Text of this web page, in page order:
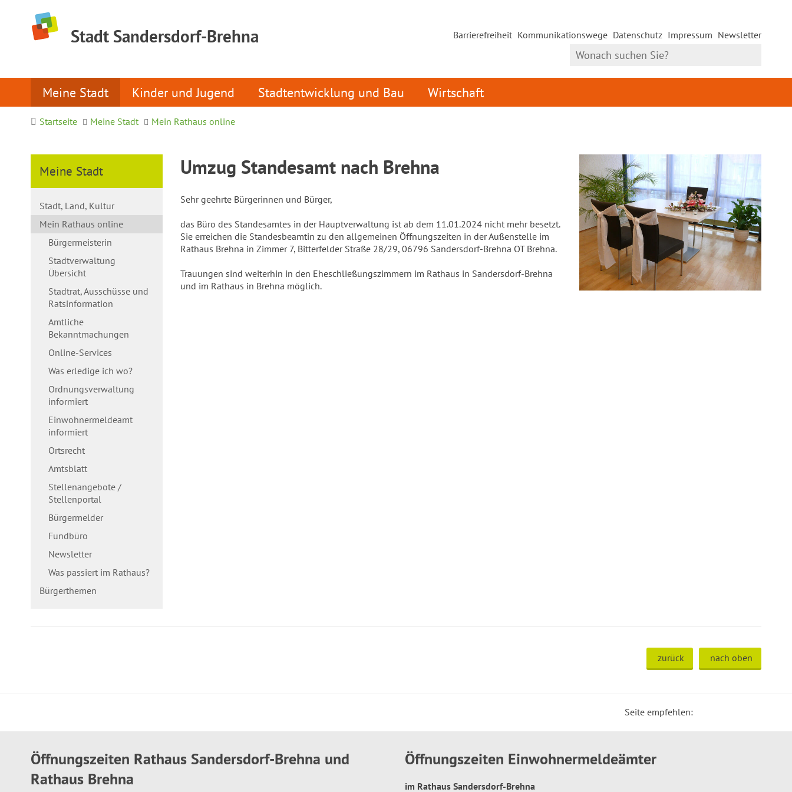
Stadt Sandersdorf-Brehna Barrierefreiheit Kommunikationswege Datenschutz Impressum Newsletter
Meine Stadt Kinder und Jugend Stadtentwicklung und Bau Wirtschaft
Startseite Meine Stadt Mein Rathaus online
Meine Stadt
Stadt, Land, Kultur
Mein Rathaus online
Bürgermeisterin
Stadtverwaltung
Übersicht
Stadtrat, Ausschüsse und
Ratsinformation
Amtliche
Bekanntmachungen
Online-Services
Was erledige ich wo?
Ordnungsverwaltung
informiert
Einwohnermeldeamt
informiert
Ortsrecht
Amtsblatt
Stellenangebote /
Stellenportal
Bürgermelder
Fundbüro
Newsletter
Was passiert im Rathaus?
Bürgerthemen
Umzug Standesamt nach Brehna
Sehr geehrte Bürgerinnen und Bürger,
das Büro des Standesamtes in der Hauptverwaltung ist ab dem 11.01.2024 nicht mehr besetzt.
Sie erreichen die Standesbeamtin zu den allgemeinen Öffnungszeiten in der Außenstelle im
Rathaus Brehna in Zimmer 7, Bitterfelder Straße 28/29, 06796 Sandersdorf-Brehna OT Brehna.
Trauungen sind weiterhin in den Eheschließungszimmern im Rathaus in Sandersdorf-Brehna
und im Rathaus in Brehna möglich.
zurück nach oben
Seite empfehlen:
Öffnungszeiten Rathaus Sandersdorf-Brehna und
Rathaus Brehna
Öffnungszeiten Einwohnermeldeämter
im Rathaus Sandersdorf-Brehna